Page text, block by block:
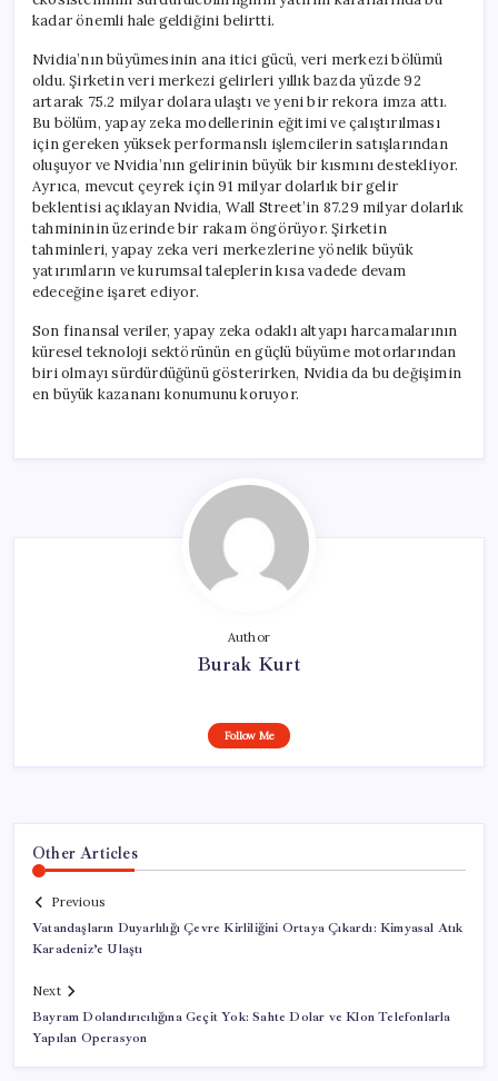
kadar önemli hale geldiğini belirtti.
Nvidia’nın büyümesinin ana itici gücü, veri merkezi bölümü
oldu. Şirketin veri merkezi gelirleri yıllık bazda yüzde 92
artarak 75.2 milyar dolara ulaştı ve yeni bir rekora imza attı.
Bu bölüm, yapay zeka modellerinin eğitimi ve çalıştırılması
için gereken yüksek performanslı işlemcilerin satışlarından
oluşuyor ve Nvidia’nın gelirinin büyük bir kısmını destekliyor.
Ayrıca, mevcut çeyrek için 91 milyar dolarlık bir gelir
beklentisi açıklayan Nvidia, Wall Street’in 87.29 milyar dolarlık
tahmininin üzerinde bir rakam öngörüyor. Şirketin
tahminleri, yapay zeka veri merkezlerine yönelik büyük
yatırımların ve kurumsal taleplerin kısa vadede devam
edeceğine işaret ediyor.
Son finansal veriler, yapay zeka odaklı altyapı harcamalarının
küresel teknoloji sektörünün en güçlü büyüme motorlarından
biri olmayı sürdürdüğünü gösterirken, Nvidia da bu değişimin
en büyük kazananı konumunu koruyor.
Author
Burak Kurt
Follow Me
Other Articles
Previous
Vatandaşların Duyarlılığı Çevre Kirliliğini Ortaya Çıkardı: Kimyasal Atık
Karadeniz’e Ulaştı
Next
Bayram Dolandırıcılığına Geçit Yok: Sahte Dolar ve Klon Telefonlarla
Yapılan Operasyon